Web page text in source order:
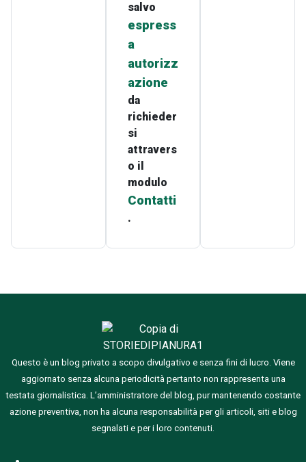
salvo
espress
a
autorizz
azione
da
richieder
si
attravers
o il
modulo
Contatti
.
Questo è un blog privato a scopo divulgativo e senza fini di lucro. Viene
aggiornato senza alcuna periodicità pertanto non rappresenta una
testata giornalistica. L’amministratore del blog, pur mantenendo costante
azione preventiva, non ha alcuna responsabilità per gli articoli, siti e blog
segnalati e per i loro contenuti.